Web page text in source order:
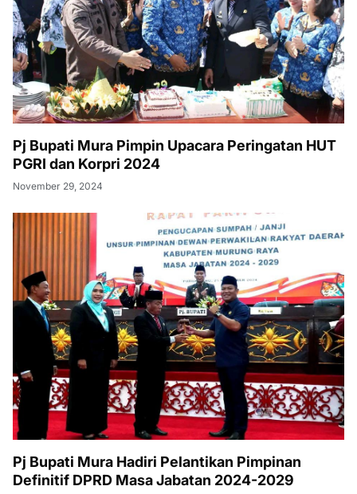
Pj Bupati Mura Pimpin Upacara Peringatan HUT
PGRI dan Korpri 2024
November 29, 2024
Pj Bupati Mura Hadiri Pelantikan Pimpinan
Definitif DPRD Masa Jabatan 2024-2029